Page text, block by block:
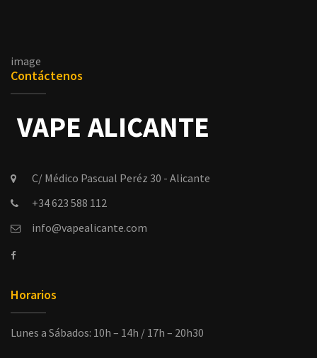
image
Contáctenos
C/ Médico Pascual Peréz 30 - Alicante
+34 623 588 112
info@vapealicante.com
Horarios
Lunes a Sábados: 10h – 14h / 17h – 20h30